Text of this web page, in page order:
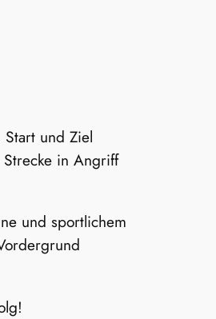
und Ziel
in Angriff
und sportlichem